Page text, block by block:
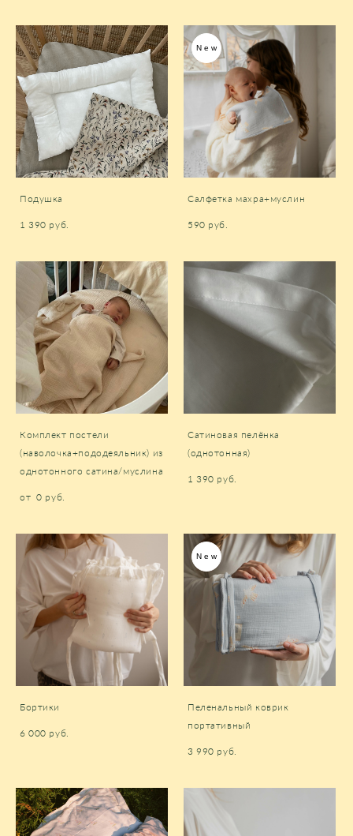
Подушка
1 390 pуб.
New
Салфетка махра+муслин
590 pуб.
Комплект постели
(наволочка+пододеяльник) из
однотонного сатина/муслина
от 0 pуб.
Сатиновая пелёнка
(однотонная)
1 390 pуб.
Бортики
6 000 pуб.
New
Пеленальный коврик
портативный
3 990 pуб.